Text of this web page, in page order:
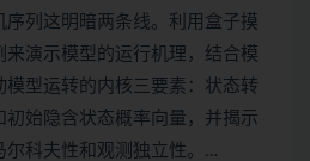
序列这明暗两条线。利用盒子摸
来演示模型的运行机理，结合模
模型运转的内核三要素：状态转
初始隐含状态概率向量，并揭示
尔科夫性和观测独立性。…